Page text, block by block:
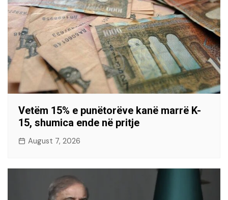
Vetëm 15% e punëtorëve kanë marrë K-
15, shumica ende në pritje
August 7, 2026